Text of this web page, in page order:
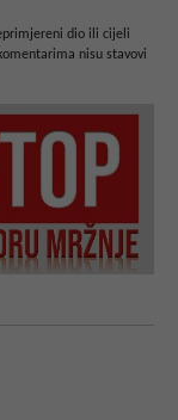
dio ili cijeli
nisu stavovi